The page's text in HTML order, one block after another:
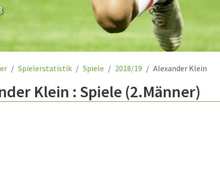
Spielerstatistik Spiele 2018/19 Alexander Klein
Klein : Spiele (2.Männer)